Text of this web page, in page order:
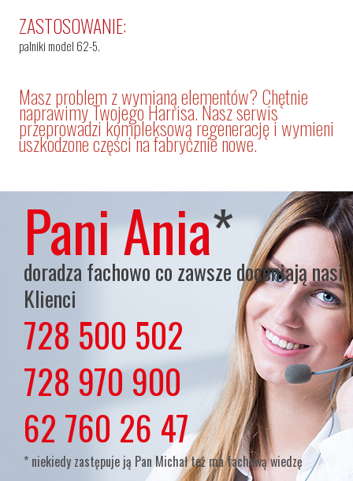
ZASTOSOWANIE:
palniki model 62-5.
Masz problem z wymianą elementów? Chętnie
naprawimy Twojego Harrisa. Nasz serwis
przeprowadzi kompleksową regenerację i wymieni
uszkodzone części na fabrycznie nowe.
Pani Ania*
doradza fachowo co zawsze doceniają nasi
Klienci
728 500 502
lub
728 970 900
lub
62 760 26 47
* niekiedy zastępuje ją Pan Michał też ma fachową wiedzę